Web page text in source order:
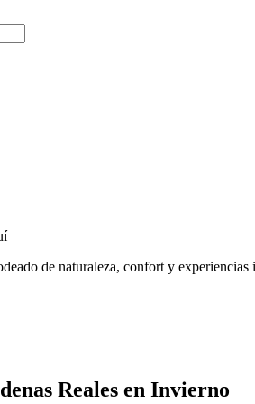
de naturaleza, confort y experiencias
Reales en Invierno